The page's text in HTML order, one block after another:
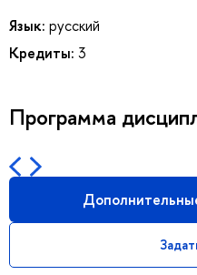
Язык: русский
Кредиты: 3
Программа